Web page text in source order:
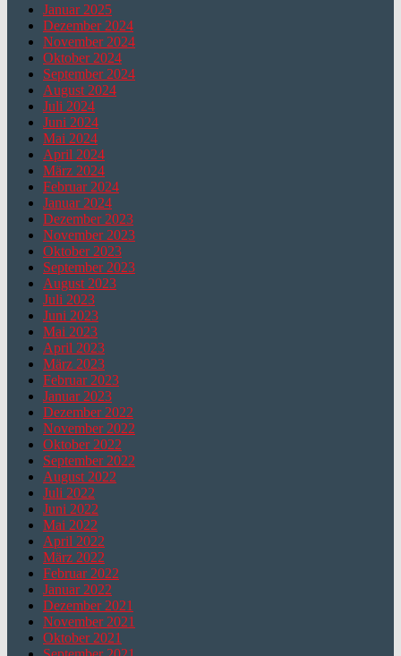
Januar 2025
Dezember 2024
November 2024
Oktober 2024
September 2024
August 2024
Juli 2024
Juni 2024
Mai 2024
April 2024
März 2024
Februar 2024
Januar 2024
Dezember 2023
November 2023
Oktober 2023
September 2023
August 2023
Juli 2023
Juni 2023
Mai 2023
April 2023
März 2023
Februar 2023
Januar 2023
Dezember 2022
November 2022
Oktober 2022
September 2022
August 2022
Juli 2022
Juni 2022
Mai 2022
April 2022
März 2022
Februar 2022
Januar 2022
Dezember 2021
November 2021
Oktober 2021